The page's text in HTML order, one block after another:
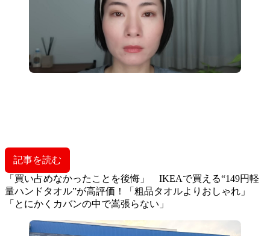
記事を読む
「買い占めなかったことを後悔」 IKEAで買える“149円軽
量ハンドタオル”が高評価！「粗品タオルよりおしゃれ」
「とにかくカバンの中で嵩張らない」